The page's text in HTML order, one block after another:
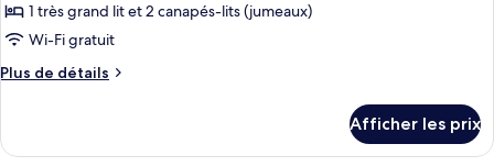
type
de
chambre :
Chambre
sur
1 très grand lit et 2 canapés-lits (jumeaux)
Wi-Fi gratuit
Plus de détails
Plus
Chambre
Afficher les prix